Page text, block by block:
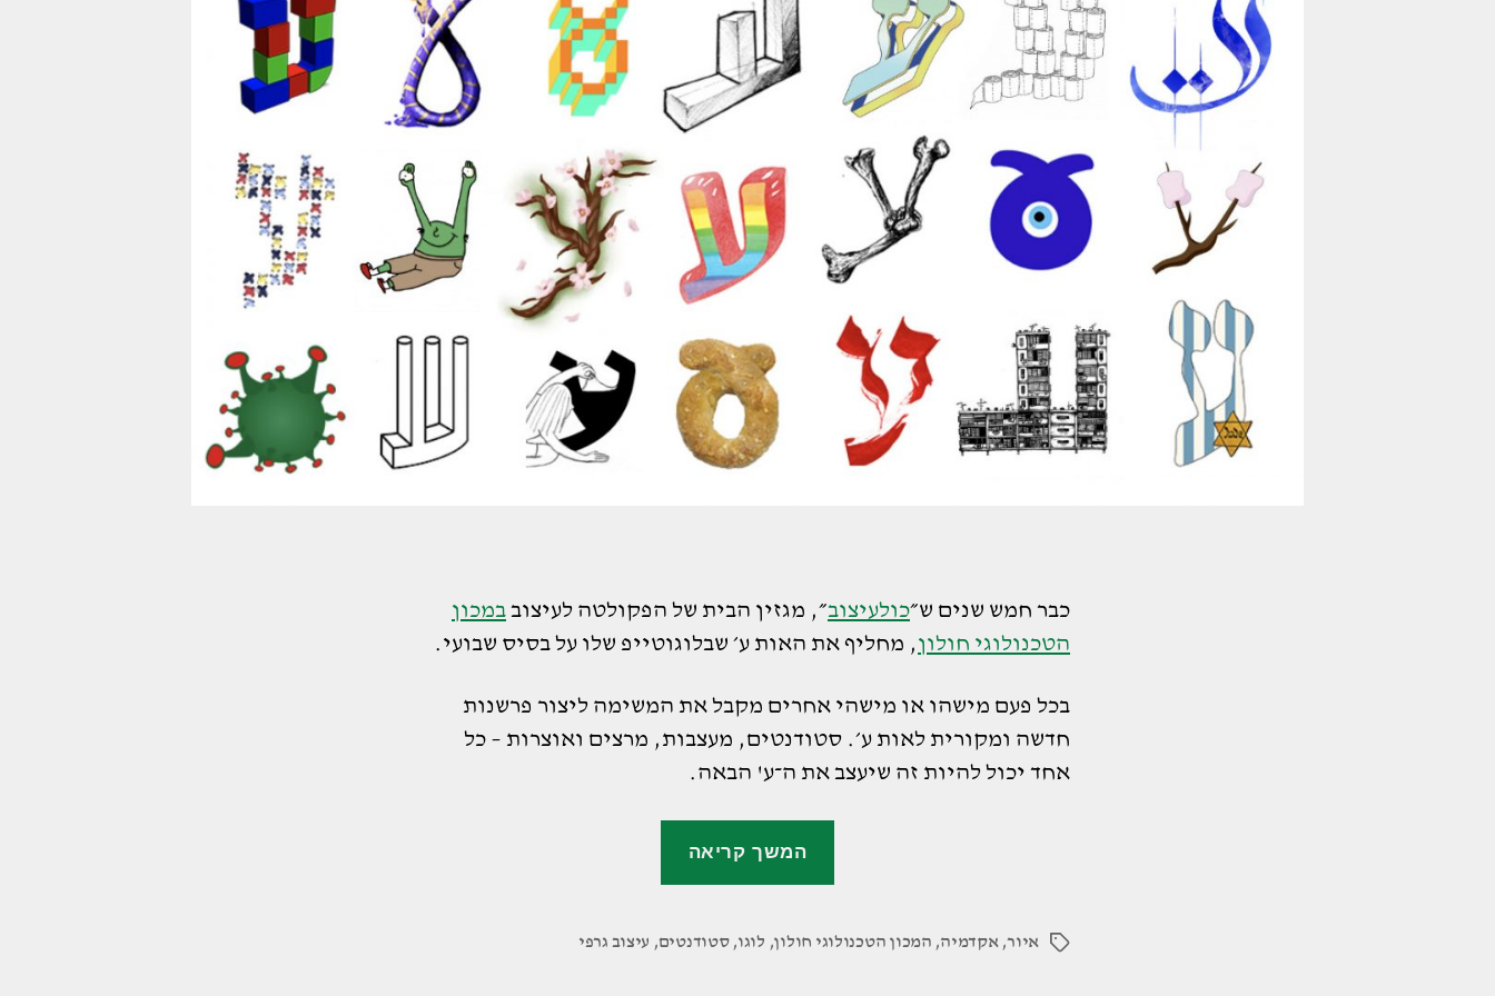
כבר חמש שנים ש״כולעיצוב״, מגזין הבית של הפקולטה לעיצובבמכון
הטכנולוגי חולון, מחליף את האות ע׳ שבלוגוטייפ שלו על בסיס שבועי.
בכל פעם מישהו או מישהי אחרים מקבל את המשימה ליצור פרשנות
חדשה ומקורית לאות ע׳. סטודנטים, מעצבות, מרצים ואוצרות – כל
אחד יכול להיות זה שיעצב את ה־ע' הבאה.
המשך קריאה
ע'"
תגיותאיור,אקדמיה, המכון הטכנולוגי חולון, לוגו,סטודנטים, עיצוב גרפי